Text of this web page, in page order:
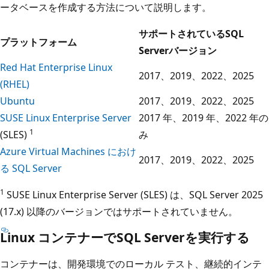
ータベースを作成する方法について説明します。
プラットフォーム
サポートされているSQL
Serverバージョン
Red Hat Enterprise Linux
(RHEL)
2017、2019、2022、2025
Ubuntu
2017、2019、2022、2025
SUSE Linux Enterprise Server
(SLES) 1
2017 年、2019 年、2022 年の
み
Azure Virtual Machines におけ
る SQL Server
2017、2019、2022、2025
1 SUSE Linux Enterprise Server (SLES) は、SQL Server 2025
(17.x) 以降のバージョンではサポートされていません。
Linux コンテナーでSQL Serverを実行する
コンテナーは、開発環境でのローカル テスト、継続的インテ